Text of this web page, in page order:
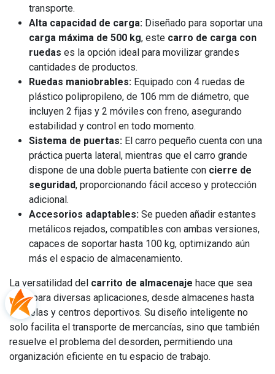
transporte.
Alta capacidad de carga: Diseñado para soportar una
carga máxima de 500 kg, este carro de carga con
ruedas es la opción ideal para movilizar grandes
cantidades de productos.
Ruedas maniobrables: Equipado con 4 ruedas de
plástico polipropileno, de 106 mm de diámetro, que
incluyen 2 fijas y 2 móviles con freno, asegurando
estabilidad y control en todo momento.
Sistema de puertas: El carro pequeño cuenta con una
práctica puerta lateral, mientras que el carro grande
dispone de una doble puerta batiente con cierre de
seguridad, proporcionando fácil acceso y protección
adicional.
Accesorios adaptables: Se pueden añadir estantes
metálicos rejados, compatibles con ambas versiones,
capaces de soportar hasta 100 kg, optimizando aún
más el espacio de almacenamiento.
La versatilidad del carrito de almacenaje hace que sea
ideal para diversas aplicaciones, desde almacenes hasta
escuelas y centros deportivos. Su diseño inteligente no
solo facilita el transporte de mercancías, sino que también
resuelve el problema del desorden, permitiendo una
organización eficiente en tu espacio de trabajo.